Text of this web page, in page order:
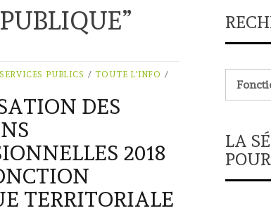
”
PUBLICS / TOUTE L'INFO /
DES
2018
TERRITORIALE
LA